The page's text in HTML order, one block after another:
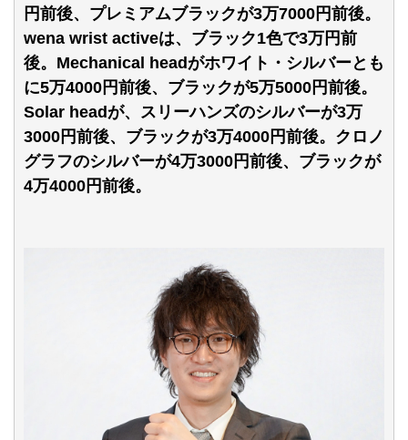
円前後、プレミアムブラックが3万7000円前後。
wena wrist activeは、ブラック1色で3万円前
後。Mechanical headがホワイト・シルバーとも
に5万4000円前後、ブラックが5万5000円前後。
Solar headが、スリーハンズのシルバーが3万
3000円前後、ブラックが3万4000円前後。クロノ
グラフのシルバーが4万3000円前後、ブラックが
4万4000円前後。